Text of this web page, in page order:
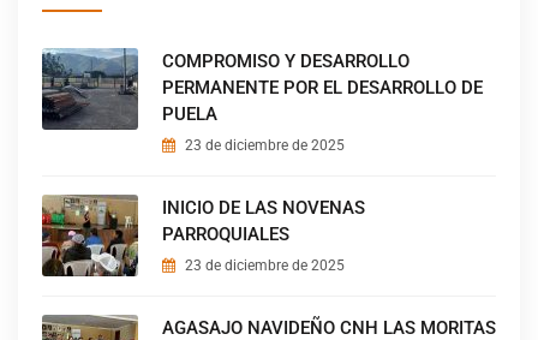
COMPROMISO Y DESARROLLO
PERMANENTE POR EL DESARROLLO DE
PUELA
23 de diciembre de 2025
INICIO DE LAS NOVENAS
PARROQUIALES
23 de diciembre de 2025
AGASAJO NAVIDEÑO CNH LAS MORITAS